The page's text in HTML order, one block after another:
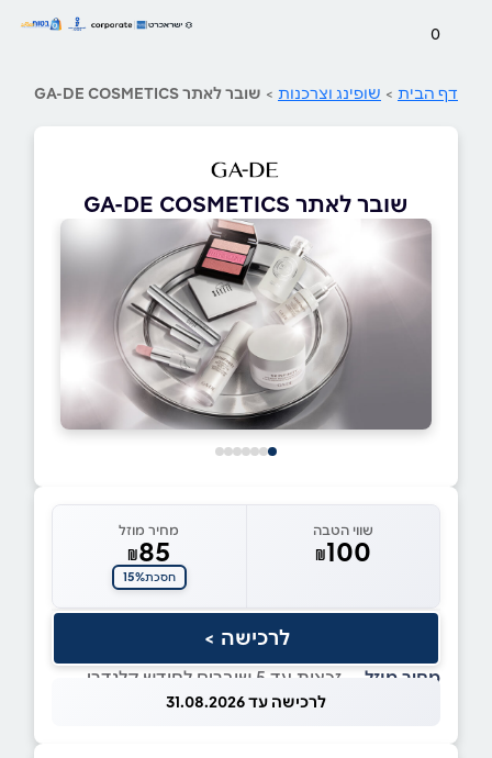
0
דף הבית > שופינג וצרכנות > שובר לאתר GA-DE COSMETICS
שובר לאתר GA-DE COSMETICS
שווי הטבה
₪100
מחיר מוזל
₪85
חסכת15%
לרכישה >
מחיר מוזל — זכאות עד 5 שוברים לחודש קלנדרי
לרכישה עד 31.08.2026